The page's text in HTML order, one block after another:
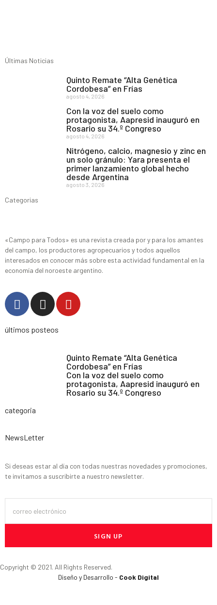
Últimas Noticias
Quinto Remate “Alta Genética
Cordobesa” en Frías
agosto 4, 2026
Con la voz del suelo como
protagonista, Aapresid inauguró en
Rosario su 34.º Congreso
agosto 4, 2026
Nitrógeno, calcio, magnesio y zinc en
un solo gránulo: Yara presenta el
primer lanzamiento global hecho
desde Argentina
agosto 3, 2026
Categorias
«Campo para Todos» es una revista creada por y para los amantes
del campo, los productores agropecuarios y todos aquellos
interesados en conocer más sobre esta actividad fundamental en la
economía del noroeste argentino.
últimos posteos
Quinto Remate “Alta Genética
Cordobesa” en Frías
Con la voz del suelo como
protagonista, Aapresid inauguró en
Rosario su 34.º Congreso
categoria
NewsLetter
Si deseas estar al día con todas nuestras novedades y promociones,
te invitamos a suscribirte a nuestro newsletter.
SIGN UP
Copyright © 2021. All Rights Reserved.
Diseño y Desarrollo - Cook Digital